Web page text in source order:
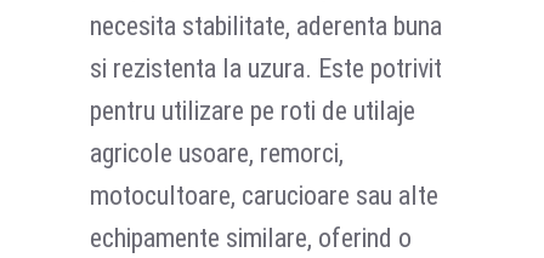
necesita stabilitate, aderenta buna
si rezistenta la uzura. Este potrivit
pentru utilizare pe roti de utilaje
agricole usoare, remorci,
motocultoare, carucioare sau alte
echipamente similare, oferind o